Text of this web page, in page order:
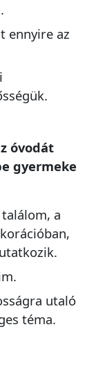
ennyire az
óvodát
gyermeke
a
utaló
téma.